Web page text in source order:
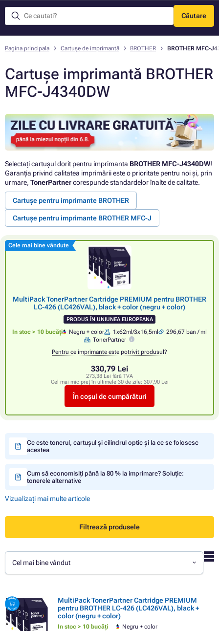
Căutare
Meniu
Pagina principala Cartușe de imprimantă BROTHER BROTHER MFC-
Cartușe imprimantă BROTHER
MFC-J4340DW
Selectați cartușul dorit pentru imprimanta BROTHER MFC-J4340DW!
Garanția privind calitatea imprimării este o prioritate pentru noi și, prin
urmare, TonerPartnercorespunde standardelor înalte de calitate.
Cartușe pentru imprimante BROTHER
Cartușe pentru imprimante BROTHER MFC-J
Cele mai bine vândute
MultiPack TonerPartner Cartridge PREMIUM pentru BROTHER
LC-426 (LC426VAL), black + color (negru + color)
PRODUS ÎN UNIUNEA EUROPEANA
In stoc > 10 bucăți Negru + color 1x62ml/3x16,5ml
296,67 ban / ml
TonerPartner
Pentru ce imprimante este potrivit produsul?
330,79 Lei
273,38 Lei fără TVA
Cel mai mic preț în ultimele 30 de zile: 307,90 Lei
În coșul de cumpărături
Ce este tonerul, cartușul și cilindrul optic și la ce se folosesc
acestea
Cum să economisiți până la 80 % la imprimare? Soluție:
tonerele alternative
Vizualizați mai multe articole
Filtrează produsele
Cel mai bine vândut
MultiPack TonerPartner Cartridge PREMIUM
pentru BROTHER LC-426 (LC426VAL), black +
color (negru + color)
In stoc > 10 bucăți
Negru + color